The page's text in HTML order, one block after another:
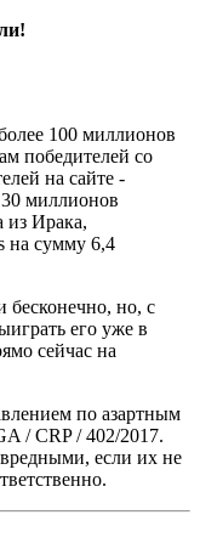
100 миллионов
победителей со
на сайте -
миллионов
из Ирака,
на сумму 6,4
бесконечно, но, с
его уже в
сейчас на
по азартным
/ CRP / 402/2017.
если их не